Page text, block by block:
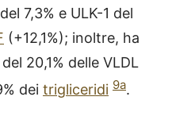
7,3% e ULK-1 del
(+12,1%); inoltre, ha
20,1% delle VLDL
dei trigliceridi 9a.